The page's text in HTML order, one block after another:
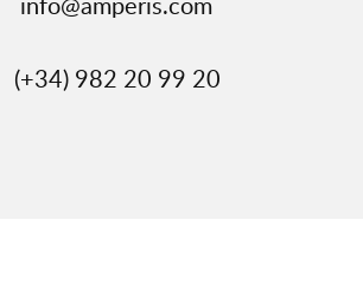
(+34) 982 20 99 20